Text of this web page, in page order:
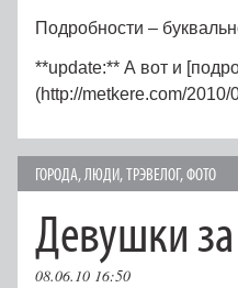
Подробности –
**update:** А вот и
(http://metkere.com/2010/
ГОРОДА,ЛЮДИ,ТРЭВЕЛОГ,ФОТО
Девушки
08.06.10 16:50